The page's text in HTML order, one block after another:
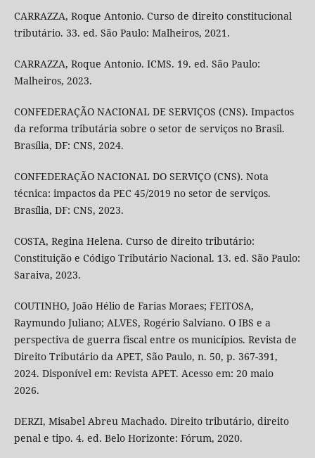
CARRAZZA, Roque Antonio. Curso de direito constitucional
tributário. 33. ed. São Paulo: Malheiros, 2021.
CARRAZZA, Roque Antonio. ICMS. 19. ed. São Paulo:
Malheiros, 2023.
CONFEDERAÇÃO NACIONAL DE SERVIÇOS (CNS). Impactos
da reforma tributária sobre o setor de serviços no Brasil.
Brasília, DF: CNS, 2024.
CONFEDERAÇÃO NACIONAL DO SERVIÇO (CNS). Nota
técnica: impactos da PEC 45/2019 no setor de serviços.
Brasília, DF: CNS, 2023.
COSTA, Regina Helena. Curso de direito tributário:
Constituição e Código Tributário Nacional. 13. ed. São Paulo:
Saraiva, 2023.
COUTINHO, João Hélio de Farias Moraes; FEITOSA,
Raymundo Juliano; ALVES, Rogério Salviano. O IBS e a
perspectiva de guerra fiscal entre os municípios. Revista de
Direito Tributário da APET, São Paulo, n. 50, p. 367-391,
2024. Disponível em: Revista APET. Acesso em: 20 maio
2026.
DERZI, Misabel Abreu Machado. Direito tributário, direito
penal e tipo. 4. ed. Belo Horizonte: Fórum, 2020.